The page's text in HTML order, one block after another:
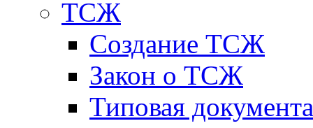
ТСЖ
Создание ТСЖ
Закон о ТСЖ
Типовая